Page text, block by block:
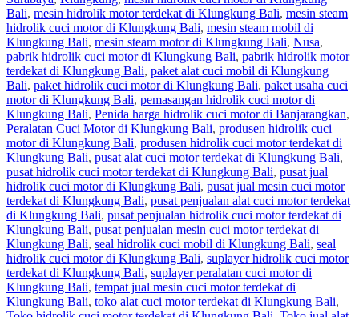
Bali, mesin hidrolik motor terdekat di Klungkung Bali, mesin steam
hidrolik cuci motor di Klungkung Bali, mesin steam mobil di
Klungkung Bali, mesin steam motor di Klungkung Bali, Nusa,
pabrik hidrolik cuci motor di Klungkung Bali, pabrik hidrolik motor
terdekat di Klungkung Bali, paket alat cuci mobil di Klungkung
Bali, paket hidrolik cuci motor di Klungkung Bali, paket usaha cuci
motor di Klungkung Bali, pemasangan hidrolik cuci motor di
Klungkung Bali, Penida harga hidrolik cuci motor di Banjarangkan,
Peralatan Cuci Motor di Klungkung Bali, produsen hidrolik cuci
motor di Klungkung Bali, produsen hidrolik cuci motor terdekat di
Klungkung Bali, pusat alat cuci motor terdekat di Klungkung Bali,
pusat hidrolik cuci motor terdekat di Klungkung Bali, pusat jual
hidrolik cuci motor di Klungkung Bali, pusat jual mesin cuci motor
terdekat di Klungkung Bali, pusat penjualan alat cuci motor terdekat
di Klungkung Bali, pusat penjualan hidrolik cuci motor terdekat di
Klungkung Bali, pusat penjualan mesin cuci motor terdekat di
Klungkung Bali, seal hidrolik cuci mobil di Klungkung Bali, seal
hidrolik cuci motor di Klungkung Bali, suplayer hidrolik cuci motor
terdekat di Klungkung Bali, suplayer peralatan cuci motor di
Klungkung Bali, tempat jual mesin cuci motor terdekat di
Klungkung Bali, toko alat cuci motor terdekat di Klungkung Bali,